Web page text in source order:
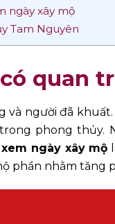
ngày xây mộ
Tam Nguyên
quan
và người đã
phong thủy.
xem ngày xây mộ
phần nhằm tăng